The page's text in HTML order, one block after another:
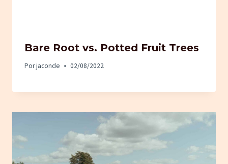
Bare Root vs. Potted Fruit Trees
Porjaconde 02/08/2022